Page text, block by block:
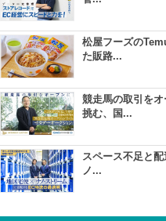
松屋フーズの
た販路...
競走馬の取引を
挑む、国...
スペース不足と
ノ...